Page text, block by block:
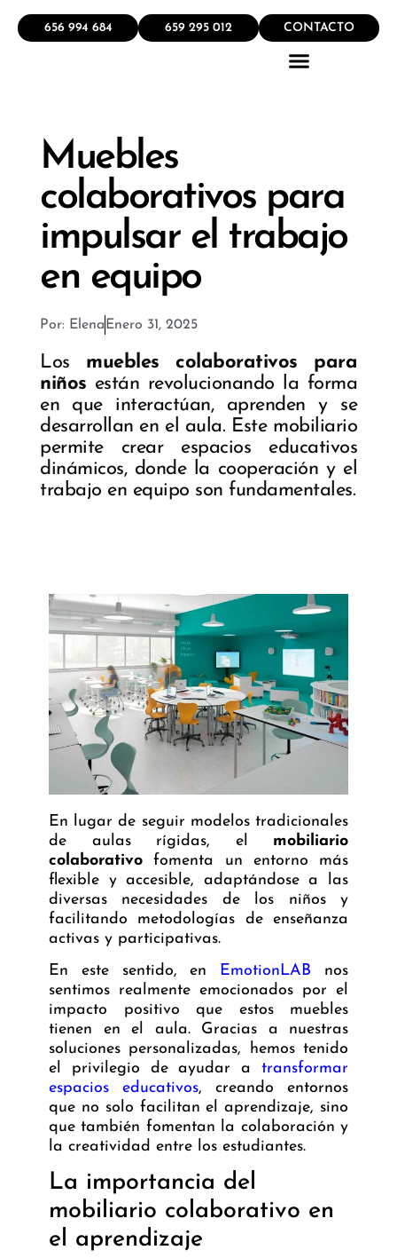
656 994 684 659 295 012 CONTACTO
Muebles
colaborativos para
impulsar el trabajo
en equipo
Por: Elena Enero 31, 2025
Los muebles colaborativos para
niños están revolucionando la forma
en que interactúan, aprenden y se
desarrollan en el aula. Este mobiliario
permite crear espacios educativos
dinámicos, donde la cooperación y el
trabajo en equipo son fundamentales.
En lugar de seguir modelos tradicionales
de aulas rígidas, el mobiliario
colaborativofomenta un entorno más
flexible y accesible, adaptándose a las
diversas necesidades de los niños y
facilitando metodologías de enseñanza
activas y participativas.
En este sentido, en EmotionLAB nos
sentimos realmente emocionados por el
impacto positivo que estos muebles
tienen en el aula. Gracias a nuestras
soluciones personalizadas, hemos tenido
el privilegio de ayudar a transformar
espacios educativos, creando entornos
que no solo facilitan el aprendizaje, sino
que también fomentan la colaboración y
la creatividad entre los estudiantes.
La importancia del
mobiliario colaborativo en
el aprendizaje